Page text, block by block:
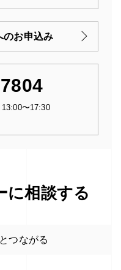
のお申込み
〜17:30
に相談する
つながる